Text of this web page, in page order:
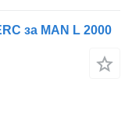
за MAN L 2000